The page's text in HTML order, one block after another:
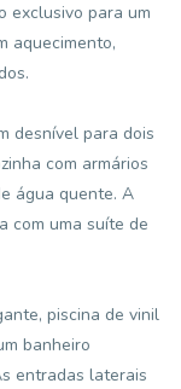
exclusivo para um
aquecimento,
desnível para dois
com armários
água quente. A
com uma suíte de
piscina de vinil
banheiro
entradas laterais